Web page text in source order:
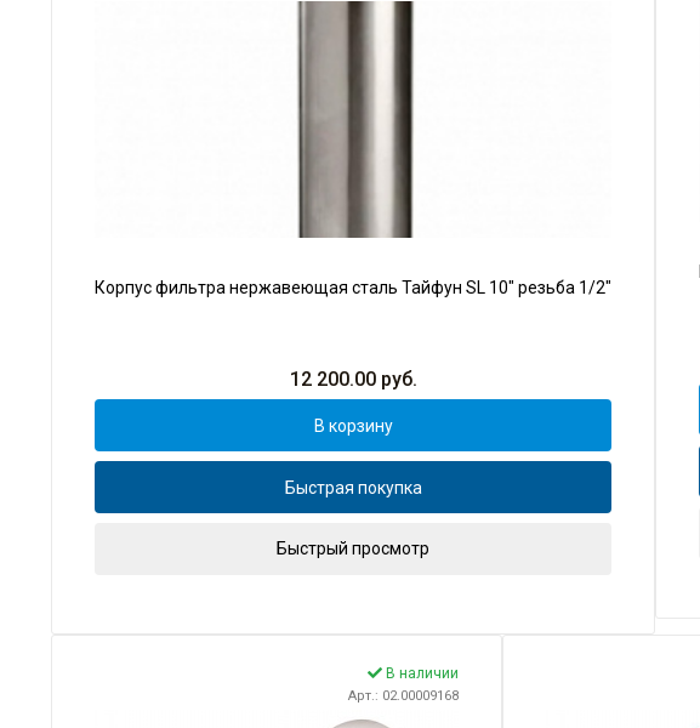
Корпус фильтра нержавеющая сталь Тайфун SL 10" резьба 1/2"
12 200.00руб.
В корзину
Быстрая покупка
Быстрый просмотр
В наличии
Арт.: 02.00009168